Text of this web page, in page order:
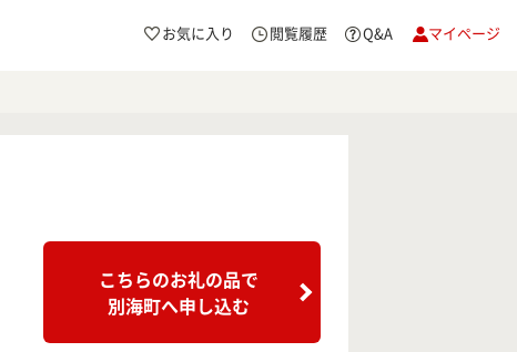
お気に入り 閲覧履歴 Q&A マイページ
こちらのお礼の品で
別海町へ申し込む